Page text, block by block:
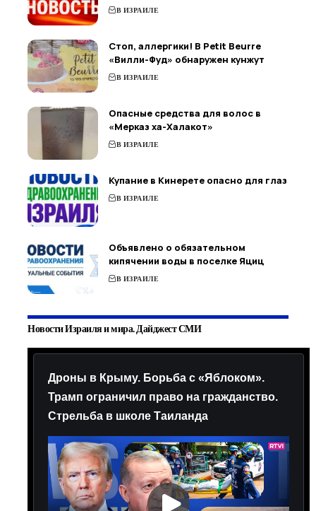
В ИЗРАИЛЕ
Стоп, аллергики! В Petit Beurre
«Вилли-Фуд» обнаружен кунжут
В ИЗРАИЛЕ
Опасные средства для волос в
«Мерказ ха-Халакот»
В ИЗРАИЛЕ
Купание в Кинерете опасно для глаз
В ИЗРАИЛЕ
Объявлено о обязательном
кипячении воды в поселке Яциц
В ИЗРАИЛЕ
Новости Израиля и мира. Дайджест СМИ